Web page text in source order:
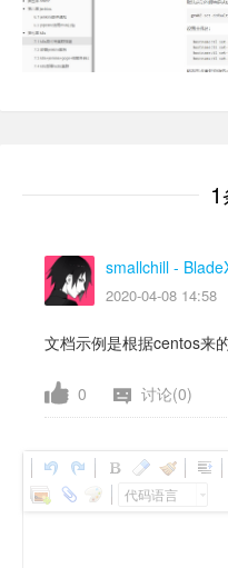
smallchill -
2020-04-08 14:58
文档示例是根据centos来
0 讨论(0)
代码语言